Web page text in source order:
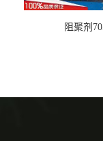
阻聚剂